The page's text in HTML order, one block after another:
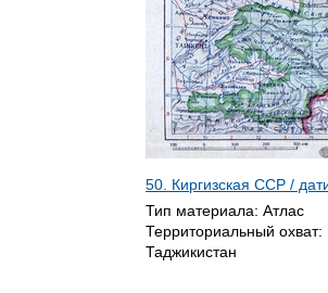
50. Киргизская ССР /
Тип материала: Атлас
Территориальный охват:
Таджикистан